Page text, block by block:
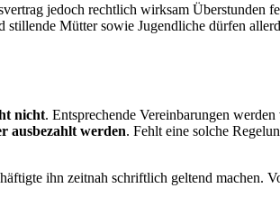
jedoch rechtlich wirksam Überstunden
Mütter sowie Jugendliche dürfen
nicht. Entsprechende Vereinbarungen
ausbezahlt werden. Fehlt eine solche
ihn zeitnah schriftlich geltend machen.